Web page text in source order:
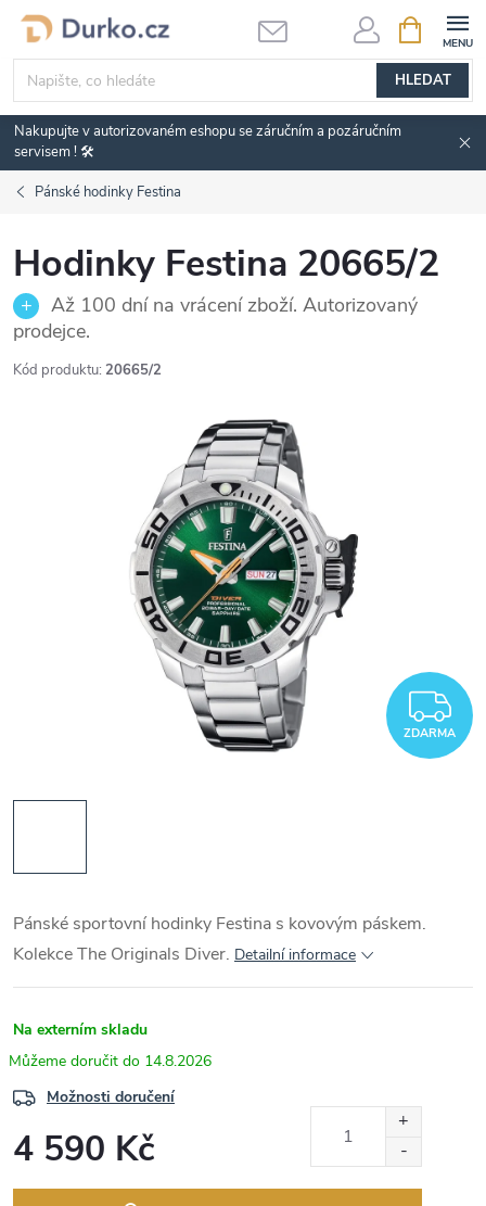
Přejít
obsah
HLEDAT
NÁKUPNÍ
KOŠÍK
Nakupujte v autorizovaném eshopu se záručním a pozáručním
servisem ! 🛠️
Pánské hodinky Festina
Hodinky Festina 20665/2
Až 100 dní na vrácení zboží. Autorizovaný
prodejce.
Kód produktu: 20665/2
ZDARMA
Pánské sportovní hodinky Festina s kovovým páskem.
Kolekce The Originals Diver. Detailní informace
Na externím skladu
14.8.2026
Možnosti doručení
4 590 Kč